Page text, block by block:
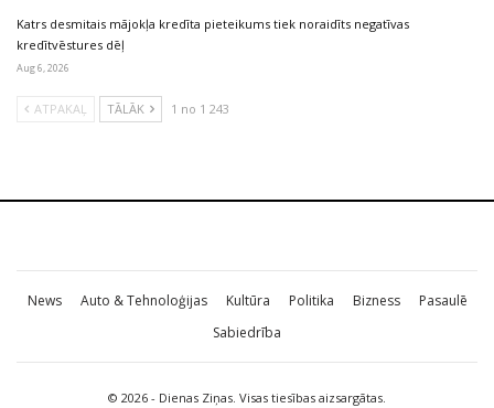
Katrs desmitais mājokļa kredīta pieteikums tiek noraidīts negatīvas
kredītvēstures dēļ
Aug 6, 2026
ATPAKAĻ TĀLĀK 1 no 1 243
News Auto & Tehnoloģijas Kultūra Politika Bizness
Pasaulē
Sabiedrība
© 2026 - Dienas Ziņas. Visas tiesības aizsargātas.